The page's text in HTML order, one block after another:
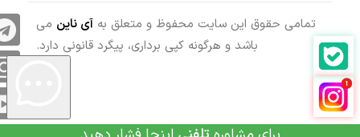
تمامی حقوق این سایت محفوظ و متعلق به آی ناین می
باشد و هرگونه کپی برداری، پیگرد قانونی دارد.